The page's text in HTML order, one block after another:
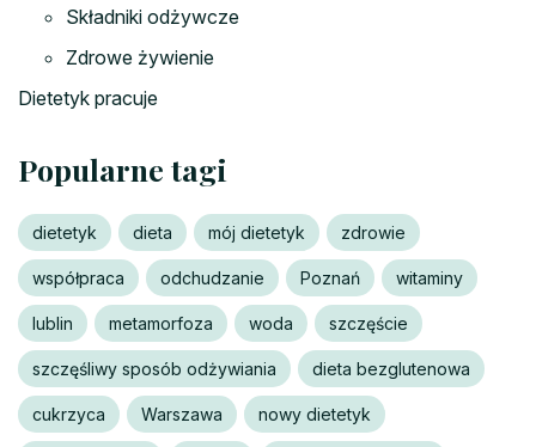
Składniki odżywcze
Zdrowe żywienie
Dietetyk pracuje
Popularne tagi
dietetyk dieta mój dietetyk zdrowie
współpraca odchudzanie Poznań witaminy
lublin metamorfoza woda szczęście
szczęśliwy sposób odżywiania dieta bezglutenowa
cukrzyca Warszawa nowy dietetyk